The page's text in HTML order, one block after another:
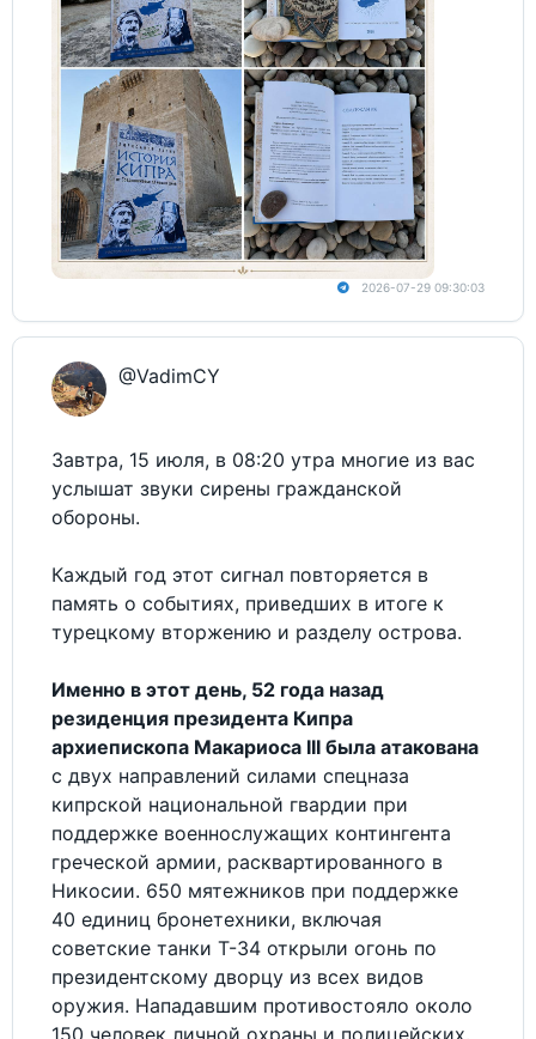
2026-07-29 09:30:03
@VadimCY
Завтра, 15 июля, в 08:20 утра многие из вас
услышат звуки сирены гражданской
обороны.
Каждый год этот сигнал повторяется в
память о событиях, приведших в итоге к
турецкому вторжению и разделу острова.
Именно в этот день, 52 года назад
резиденция президента Кипра
архиепископа Макариоса III была атакована
с двух направлений силами спецназа
кипрской национальной гвардии при
поддержке военнослужащих контингента
греческой армии, расквартированного в
Никосии. 650 мятежников при поддержке
40 единиц бронетехники, включая
советские танки Т-34 открыли огонь по
президентскому дворцу из всех видов
оружия. Нападавшим противостояло около
150 человек личной охраны и полицейских.